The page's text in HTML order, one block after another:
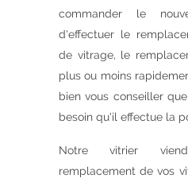
commander le
d'effectuer le
de vitrage, le
plus ou moins
bien vous conseiller
besoin qu'il effectue la
Notre vitrier
remplacement de vos